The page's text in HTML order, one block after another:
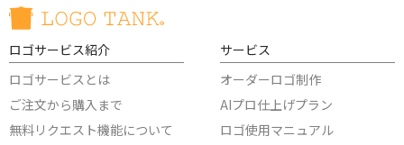
ロゴサービス紹介
ロゴサービスとは
ご注文から購入まで
無料リクエスト機能について
サービス
オーダーロゴ制作
AIプロ仕上げプラン
ロゴ使用マニュアル